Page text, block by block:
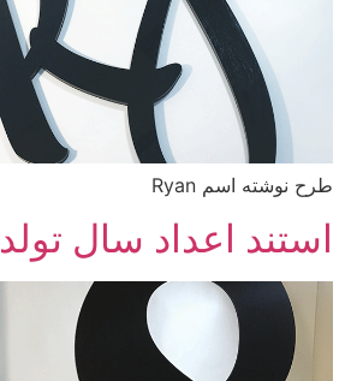
طرح نوشته اسم Ryan
استند اعداد سال تولد